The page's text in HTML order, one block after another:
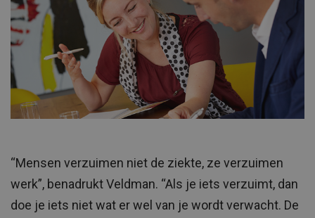
“Mensen verzuimen niet de ziekte, ze verzuimen
werk”, benadrukt Veldman. “Als je iets verzuimt, dan
doe je iets niet wat er wel van je wordt verwacht. De